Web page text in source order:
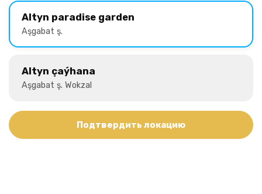
Altyn paradise garden
Aşgabat ş.
Altyn çaýhana
Aşgabat ş. Wokzal
Подтвердить локацию